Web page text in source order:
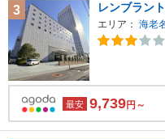
3 レンブラン
エリア： 海老
最安 9,739円～